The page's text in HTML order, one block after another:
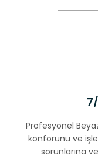
Profesyonel
konforunu ve
sorunlarına